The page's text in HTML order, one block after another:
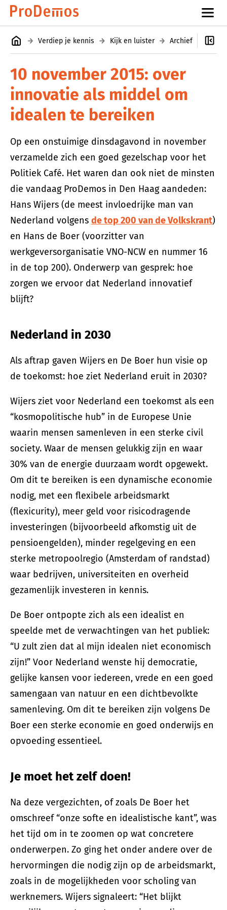
Verdiep je kennis Kijk en luister Archief
10 november 2015: over
innovatie als middel om
idealen te bereiken
Op een onstuimige dinsdagavond in november
verzamelde zich een goed gezelschap voor het
Politiek Café. Het waren dan ook niet de minsten
die vandaag ProDemos in Den Haag aandeden:
Hans Wijers (de meest invloedrijke man van
Nederland volgens de top 200 van de Volkskrant)
en Hans de Boer (voorzitter van
werkgeversorganisatie VNO-NCW en nummer 16
in de top 200). Onderwerp van gesprek: hoe
zorgen we ervoor dat Nederland innovatief
blijft?
Nederland in 2030
Als aftrap gaven Wijers en De Boer hun visie op
de toekomst: hoe ziet Nederland eruit in 2030?
Wijers ziet voor Nederland een toekomst als een
“kosmopolitische hub” in de Europese Unie
waarin mensen samenleven in een sterke civil
society. Waar de mensen gelukkig zijn en waar
30% van de energie duurzaam wordt opgewekt.
Om dit te bereiken is een dynamische economie
nodig, met een flexibele arbeidsmarkt
(flexicurity), meer geld voor risicodragende
investeringen (bijvoorbeeld afkomstig uit de
pensioengelden), minder regelgeving en een
sterke metropoolregio (Amsterdam of randstad)
waar bedrijven, universiteiten en overheid
gezamenlijk investeren in kennis.
De Boer ontpopte zich als een idealist en
speelde met de verwachtingen van het publiek:
“U zult zien dat al mijn idealen niet economisch
zijn!” Voor Nederland wenste hij democratie,
gelijke kansen voor iedereen, vrede en een goed
samengaan van natuur en een dichtbevolkte
samenleving. Om dit te bereiken zijn volgens De
Boer een sterke economie en goed onderwijs en
opvoeding essentieel.
Je moet het zelf doen!
Na deze vergezichten, of zoals De Boer het
omschreef “onze softe en idealistische kant”, was
het tijd om in te zoomen op wat concretere
onderwerpen. Zo ging het onder andere over de
hervormingen die nodig zijn op de arbeidsmarkt,
zoals in de mogelijkheden voor scholing van
werknemers. Wijers signaleert: “Het blijkt